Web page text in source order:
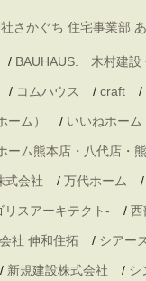
さかぐち 住宅事業部
/ BAUHAUS. 木村建
/ コムハウス / craft /
ム） / いいねホーム
ム熊本店・八代店・
式会社 / 万代ホーム /
スアーキテクト- / 西
社 伸和住拓 / シアー
/ 新規建設株式会社 / シ